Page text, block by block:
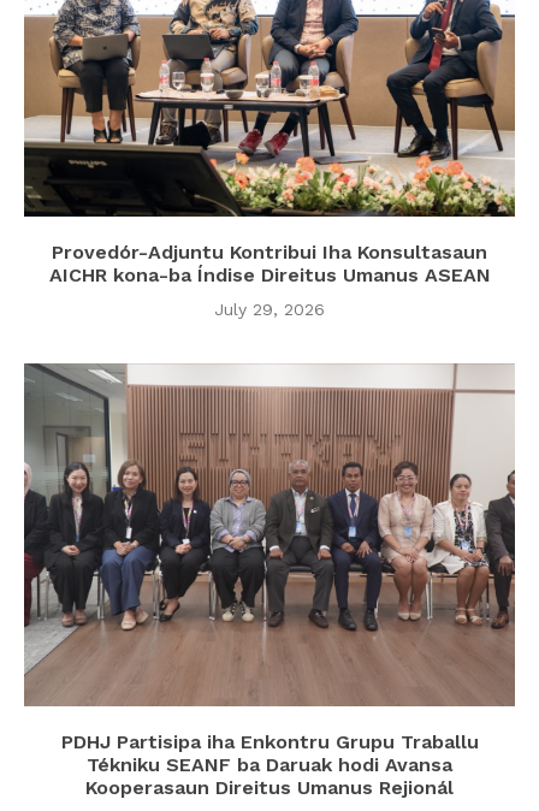
Provedór-Adjuntu Kontribui Iha Konsultasaun
AICHR kona-ba Índise Direitus Umanus ASEAN
July 29, 2026
PDHJ Partisipa iha Enkontru Grupu Traballu
Tékniku SEANF ba Daruak hodi Avansa
Kooperasaun Direitus Umanus Rejionál